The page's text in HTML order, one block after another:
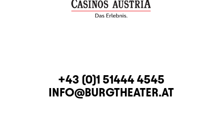
KONTAKTTELEFON
+43 (0)1 51444 4545
E-MAIL
INFO@BURGTHEATER.AT